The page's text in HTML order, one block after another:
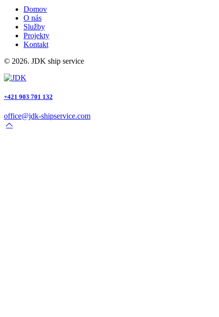
Domov
O nás
Služby
Projekty
Kontakt
© 2026. JDK ship service
+421 903 701 132
office@jdk-shipservice.com